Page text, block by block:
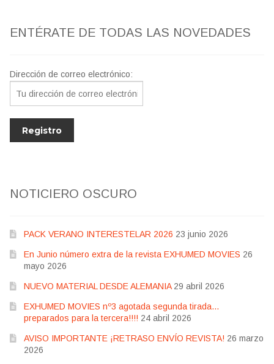
ENTÉRATE DE TODAS LAS NOVEDADES
Dirección de correo electrónico:
NOTICIERO OSCURO
PACK VERANO INTERESTELAR 2026 23 junio 2026
En Junio número extra de la revista EXHUMED MOVIES 26
mayo 2026
NUEVO MATERIAL DESDE ALEMANIA 29 abril 2026
EXHUMED MOVIES nº3 agotada segunda tirada…
preparados para la tercera!!!! 24 abril 2026
AVISO IMPORTANTE ¡RETRASO ENVÍO REVISTA! 26 marzo
2026